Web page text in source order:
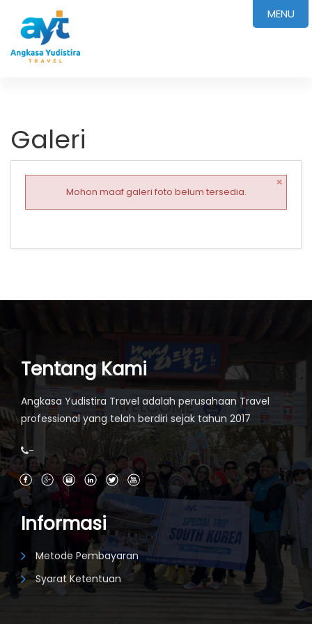
Galeri
Mohon maaf galeri foto belum tersedia.
×
Tentang Kami
Angkasa Yudistira Travel adalah perusahaan Travel
professional yang telah berdiri sejak tahun 2017
-
Informasi
Metode Pembayaran
Syarat Ketentuan
MENU